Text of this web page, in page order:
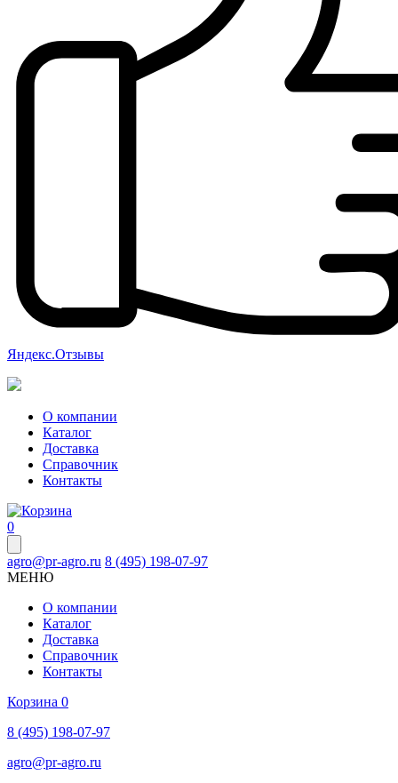
Яндекс.Отзывы
О компании
Каталог
Доставка
Справочник
Контакты
0
agro@pr-agro.ru 8 (495) 198-07-97
МЕНЮ
О компании
Каталог
Доставка
Справочник
Контакты
Корзина 0
8 (495) 198-07-97
agro@pr-agro.ru